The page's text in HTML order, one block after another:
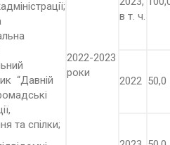
“Давній
та спілки;
2022-2023
роки
в т. ч.
2022 50,0